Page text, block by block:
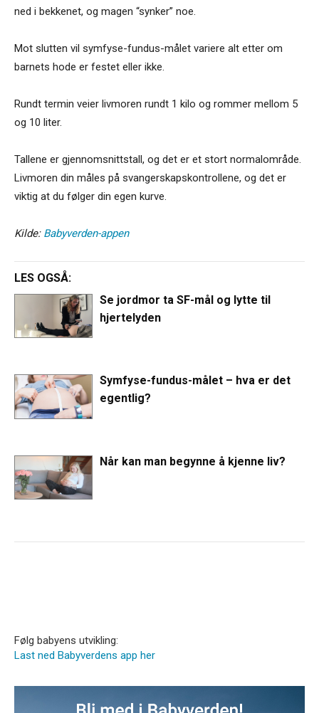
ned i bekkenet, og magen “synker” noe.
Mot slutten vil symfyse-fundus-målet variere alt etter om
barnets hode er festet eller ikke.
Rundt termin veier livmoren rundt 1 kilo og rommer mellom 5
og 10 liter.
Tallene er gjennomsnittstall, og det er et stort normalområde.
Livmoren din måles på svangerskapskontrollene, og det er
viktig at du følger din egen kurve.
Kilde: Babyverden-appen
LES OGSÅ:
Se jordmor ta SF-mål og lytte til
hjertelyden
Symfyse-fundus-målet – hva er det
egentlig?
Når kan man begynne å kjenne liv?
Følg babyens utvikling:
Last ned Babyverdens app her